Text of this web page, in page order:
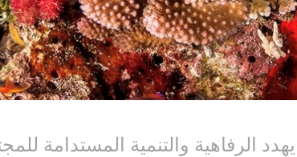
الرفاهية والتنمية المستدامة